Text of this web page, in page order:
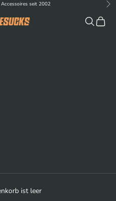
seit 2002 Vor
Suchen
ist leer